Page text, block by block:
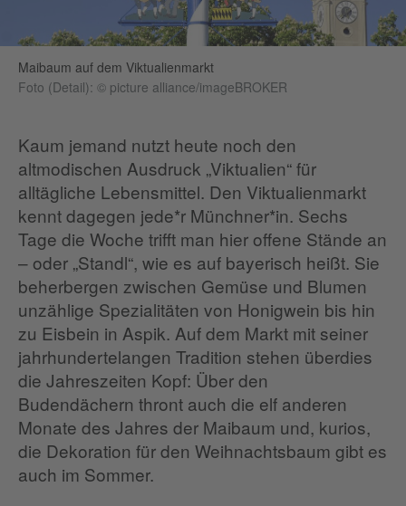
Maibaum auf dem Viktualienmarkt
Foto (Detail): © picture alliance/imageBROKER
Kaum jemand nutzt heute noch den
altmodischen Ausdruck „Viktualien“ für
alltägliche Lebensmittel. Den Viktualienmarkt
kennt dagegen jede*r Münchner*in. Sechs
Tage die Woche trifft man hier offene Stände an
– oder „Standl“, wie es auf bayerisch heißt. Sie
beherbergen zwischen Gemüse und Blumen
unzählige Spezialitäten von Honigwein bis hin
zu Eisbein in Aspik. Auf dem Markt mit seiner
jahrhundertelangen Tradition stehen überdies
die Jahreszeiten Kopf: Über den
Budendächern thront auch die elf anderen
Monate des Jahres der Maibaum und, kurios,
die Dekoration für den Weihnachtsbaum gibt es
auch im Sommer.